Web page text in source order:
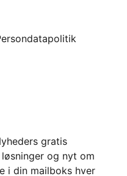
gratis
og nyt om
i din mailboks hver